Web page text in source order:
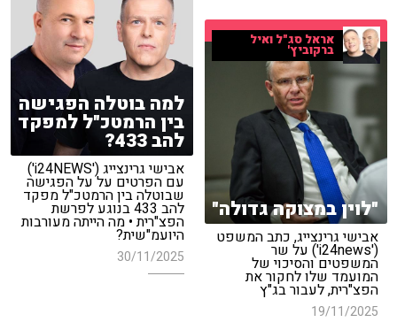
למה בוטלה הפגישה
בין הרמטכ"ל למפקד
להב 433?
אבישי גרינצייג ('i24NEWS')
עם הפרטים על על הפגישה
שבוטלה בין הרמטכ"ל מפקד
להב 433 בנוגע לפרשת
הפצ"רית • מה הייתה מעורבות
היועמ"שית?
30/11/2025
אראל סג"ל ואיל
ברקוביץ'
"לוין במצוקה גדולה"
אבישי גרינצייג, כתב המשפט
('i24news') על שר
המשפטים והסיכוי של
המועמד שלו לחקור את
הפצ"רית, לעבור בג"ץ
19/11/2025